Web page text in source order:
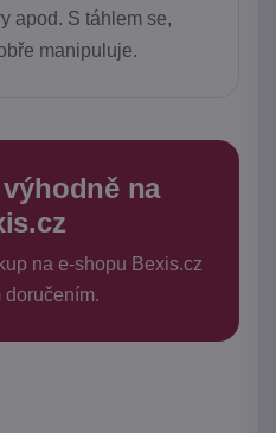
apod. S táhlem se,
manipuluje.
na
na e-shopu Bexis.cz
doručením.